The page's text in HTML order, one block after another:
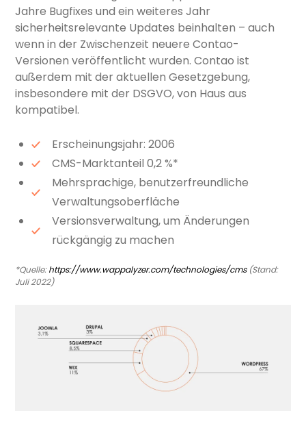
Jahre Bugfixes und ein weiteres Jahr
sicherheitsrelevante Updates beinhalten – auch
wenn in der Zwischenzeit neuere Contao-
Versionen veröffentlicht wurden. Contao ist
außerdem mit der aktuellen Gesetzgebung,
insbesondere mit der DSGVO, von Haus aus
kompatibel.
Erscheinungsjahr: 2006
CMS-Marktanteil 0,2 %*
Mehrsprachige, benutzerfreundliche
Verwaltungsoberfläche
Versionsverwaltung, um Änderungen
rückgängig zu machen
*Quelle:https://www.wappalyzer.com/technologies/cms(Stand:
Juli 2022)